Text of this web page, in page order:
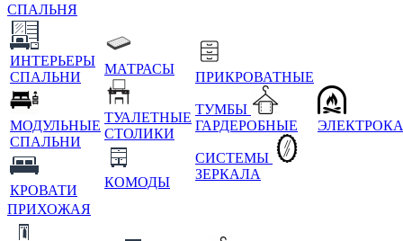
СПАЛЬНЯ
ИНТЕРЬЕРЫ
СПАЛЬНИ
МОДУЛЬНЫЕ
СПАЛЬНИ
КРОВАТИ
МАТРАСЫ
ТУАЛЕТНЫЕ
СТОЛИКИ
КОМОДЫ
ПРИКРОВАТНЫЕ
ТУМБЫ
ГАРДЕРОБНЫЕ
СИСТЕМЫ
ЗЕРКАЛА
ПРИХОЖАЯ